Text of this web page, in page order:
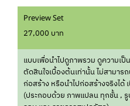
Preview Set
27,000 บาท
แบบเพื่อนำไปดูภาพรวม ดูความเป็
ตัดสินใจเบื้องต้นเท่านั้น ไม่สามา
ก่อสร้าง หรือนำไปก่อสร้างจริงได้
(ประกอบด้วย ภาพแปลน ทุกชั้น ,